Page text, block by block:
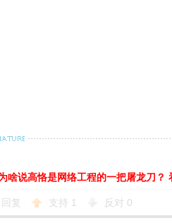
啥说高恪是网络工程的一把屠龙刀？
回复 支持 1 反对 0